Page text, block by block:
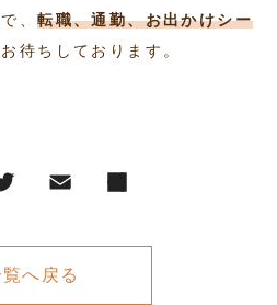
、転職、通勤、お出かけシー
待ちしております。
へ戻る